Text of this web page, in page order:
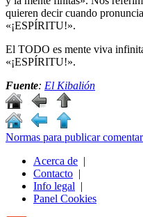
quieren decir cuando
«¡ESPÍRITU!».
El TODO es mente viva
«¡ESPÍRITU!».
Fuente: El Kibalión
Normas para publicar
Acerca de |
Contacto |
Info legal |
Panel Cookies